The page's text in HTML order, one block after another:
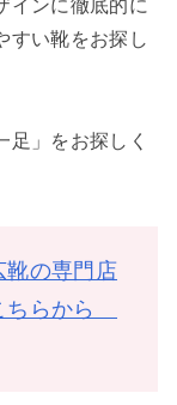
インに徹底的に
すい靴をお探し
足」をお探しく
靴の専門店
ちらから